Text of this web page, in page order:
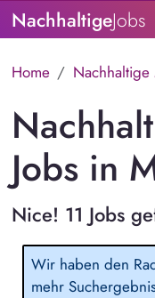
NachhaltigeJobs
Home Nachhaltige
Jobs in
Nice! 11 Jobs
Wir haben den
mehr